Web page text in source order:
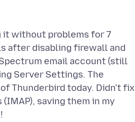
it without problems for 7
after disabling firewall and
email account (still
Server Settings. The
Thunderbird today. Didn't fix
saving them in my